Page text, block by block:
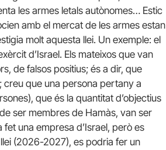
les armes letals autònomes… Estic
amb el mercat de les armes estan
molt aquesta llei. Un exemple: el
d’Israel. Els mateixos que van
de falsos positius; és a dir, que
creu que una persona pertany a
que és la quantitat d’objectius
ser membres de Hamàs, van ser
una empresa d’Israel, però es
(2026-2027), es podria fer un